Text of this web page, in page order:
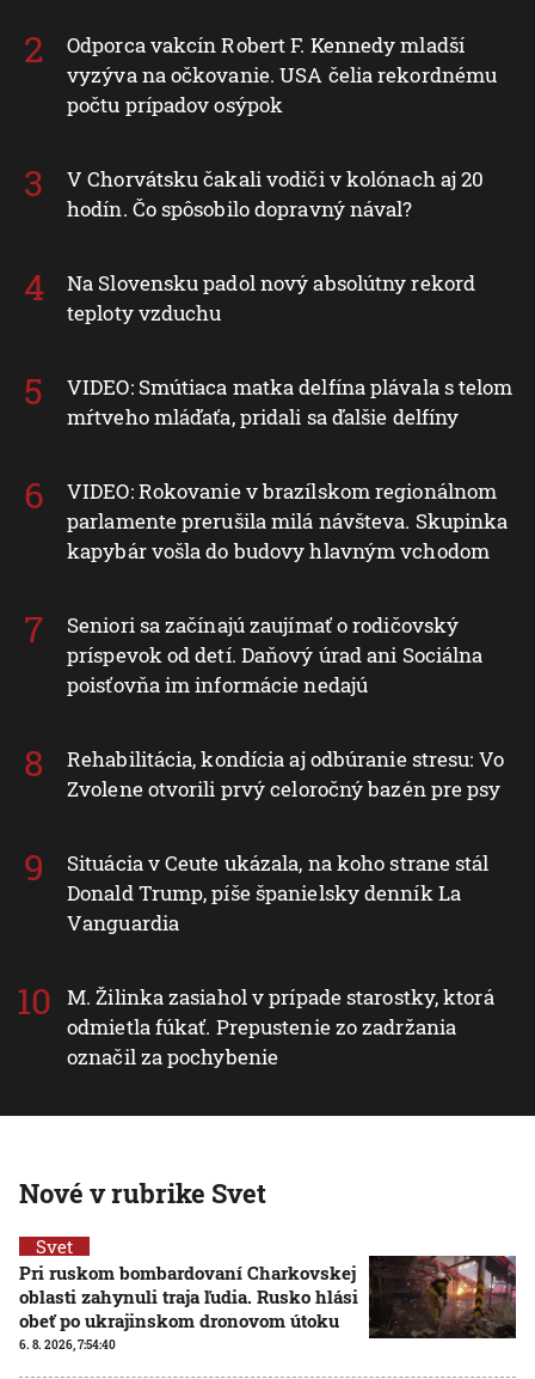
Odporca vakcín Robert F. Kennedy mladší
vyzýva na očkovanie. USA čelia rekordnému
počtu prípadov osýpok
V Chorvátsku čakali vodiči v kolónach aj 20
hodín. Čo spôsobilo dopravný nával?
Na Slovensku padol nový absolútny rekord
teploty vzduchu
VIDEO: Smútiaca matka delfína plávala s telom
mŕtveho mláďaťa, pridali sa ďalšie delfíny
VIDEO: Rokovanie v brazílskom regionálnom
parlamente prerušila milá návšteva. Skupinka
kapybár vošla do budovy hlavným vchodom
Seniori sa začínajú zaujímať o rodičovský
príspevok od detí. Daňový úrad ani Sociálna
poisťovňa im informácie nedajú
Rehabilitácia, kondícia aj odbúranie stresu: Vo
Zvolene otvorili prvý celoročný bazén pre psy
Situácia v Ceute ukázala, na koho strane stál
Donald Trump, píše španielsky denník La
Vanguardia
M. Žilinka zasiahol v prípade starostky, ktorá
odmietla fúkať. Prepustenie zo zadržania
označil za pochybenie
Nové v rubrike Svet
Svet
Pri ruskom bombardovaní Charkovskej
oblasti zahynuli traja ľudia. Rusko hlási
obeť po ukrajinskom dronovom útoku
6. 8. 2026, 7:54:40